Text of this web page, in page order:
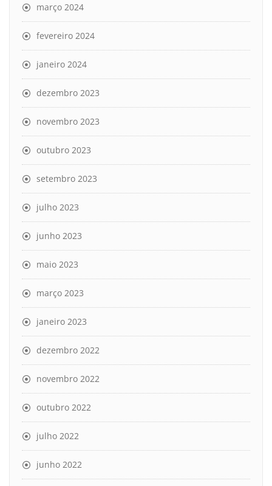
março 2024
fevereiro 2024
janeiro 2024
dezembro 2023
novembro 2023
outubro 2023
setembro 2023
julho 2023
junho 2023
maio 2023
março 2023
janeiro 2023
dezembro 2022
novembro 2022
outubro 2022
julho 2022
junho 2022